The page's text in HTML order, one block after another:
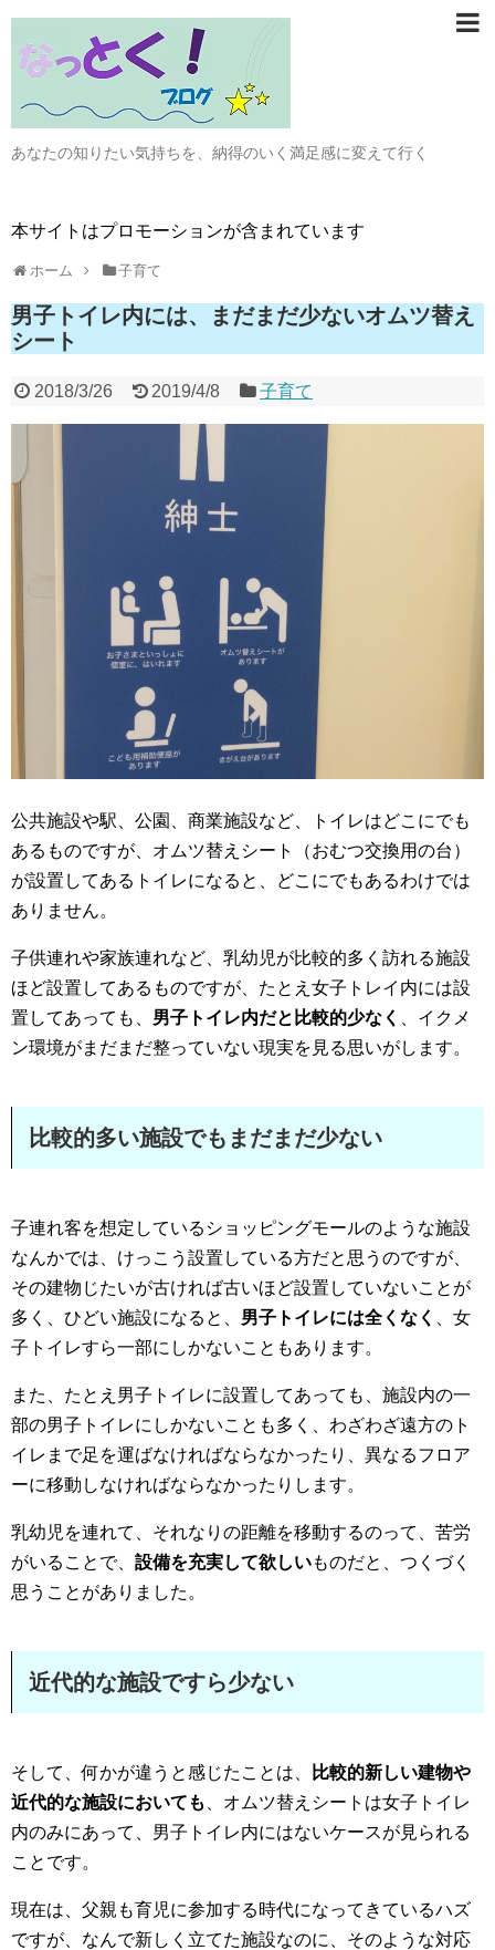
あなたの知りたい気持ちを、納得のいく満足感に変えて行く
本サイトはプロモーションが含まれています
ホーム 子育て
男子トイレ内には、まだまだ少ないオムツ替え
シート
2018/3/26 2019/4/8 子育て
公共施設や駅、公園、商業施設など、トイレはどこにでも
あるものですが、オムツ替えシート（おむつ交換用の台）
が設置してあるトイレになると、どこにでもあるわけでは
ありません。
子供連れや家族連れなど、乳幼児が比較的多く訪れる施設
ほど設置してあるものですが、たとえ女子トレイ内には設
置してあっても、 男子トイレ内だと比較的少なく
、イクメ
ン環境がまだまだ整っていない現実を見る思いがします。
比較的多い施設でもまだまだ少ない
子連れ客を想定しているショッピングモールのような施設
なんかでは、けっこう設置している方だと思うのですが、
その建物じたいが古ければ古いほど設置していないことが
多く、ひどい施設になると、 男子トイレには全くなく
、女
子トイレすら一部にしかないこともあります。
また、たとえ男子トイレに設置してあっても、施設内の一
部の男子トイレにしかないことも多く、わざわざ遠方のト
イレまで足を運ばなければならなかったり、異なるフロア
ーに移動しなければならなかったりします。
乳幼児を連れて、それなりの距離を移動するのって、苦労
がいることで、 設備を充実して欲しいものだと、つくづく
思うことがありました。
近代的な施設ですら少ない
そして、何かが違うと感じたことは、
比較的新しい建物や
近代的な施設においても
、オムツ替えシートは女子トイレ
内のみにあって、男子トイレ内にはないケースが見られる
ことです。
現在は、父親も育児に参加する時代になってきているハズ
ですが、なんで新しく立てた施設なのに、そのような対応